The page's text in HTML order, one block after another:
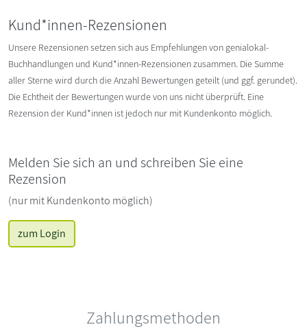
Kund*innen-Rezensionen
Unsere Rezensionen setzen sich aus Empfehlungen von genialokal-
Buchhandlungen und Kund*innen-Rezensionen zusammen. Die Summe
aller Sterne wird durch die Anzahl Bewertungen geteilt (und ggf. gerundet).
Die Echtheit der Bewertungen wurde von uns nicht überprüft. Eine
Rezension der Kund*innen ist jedoch nur mit Kundenkonto möglich.
Melden Sie sich an und schreiben Sie eine
Rezension
(nur mit Kundenkonto möglich)
zum Login
Zahlungsmethoden